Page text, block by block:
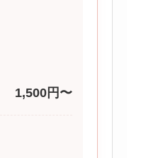
1,500円〜